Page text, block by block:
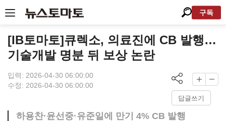
구독
[IB토마토]큐렉소, 의료진에 CB 발행…
기술개발 명분 뒤 보상 논란
입력: 2026-04-30 06:00:00
수정: 2026-04-30 06:00:00
답글쓰기
하용찬·윤선중·유준일에 만기 4% CB 발행